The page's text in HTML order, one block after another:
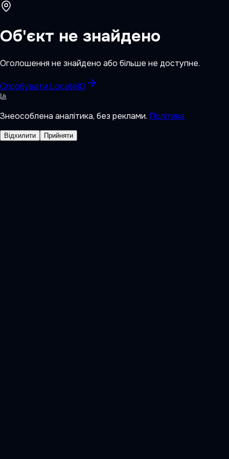
Об'єкт не знайдено
Оголошення не знайдено або більше не доступне.
Спробувати LocateIQ
Знеособлена аналітика, без реклами. Політика
Відхилити Прийняти